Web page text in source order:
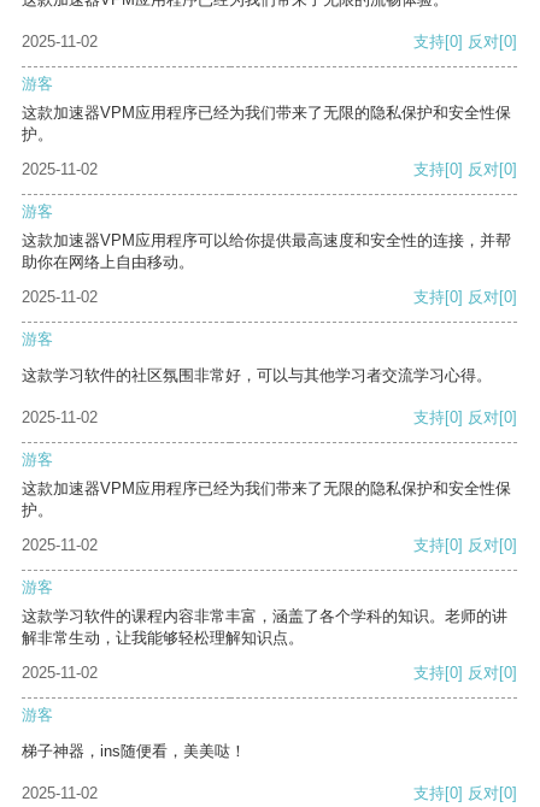
2025-11-02 支持[0] 反对[0]
游客
这款加速器VPM应用程序已经为我们带来了无限的隐私保护和安全性保
护。
2025-11-02
支持[0] 反对[0]
游客
这款加速器VPM应用程序可以给你提供最高速度和安全性的连接，并帮
助你在网络上自由移动。
2025-11-02
支持[0] 反对[0]
游客
这款学习软件的社区氛围非常好，可以与其他学习者交流学习心得。
2025-11-02 支持[0] 反对[0]
游客
这款加速器VPM应用程序已经为我们带来了无限的隐私保护和安全性保
护。
2025-11-02
支持[0] 反对[0]
游客
这款学习软件的课程内容非常丰富，涵盖了各个学科的知识。老师的讲
解非常生动，让我能够轻松理解知识点。
2025-11-02
支持[0] 反对[0]
游客
梯子神器，ins随便看，美美哒！
2025-11-02 支持[0] 反对[0]